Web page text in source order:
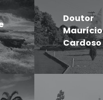
Doutor
Maurício
Cardoso